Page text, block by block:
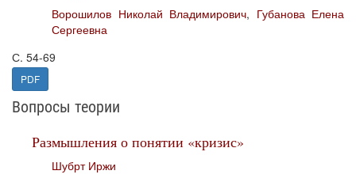
Ворошилов Николай Владимирович, Губанова Елена
Сергеевна
С. 54-69
PDF
Вопросы теории
Размышления о понятии «кризис»
Шубрт Иржи